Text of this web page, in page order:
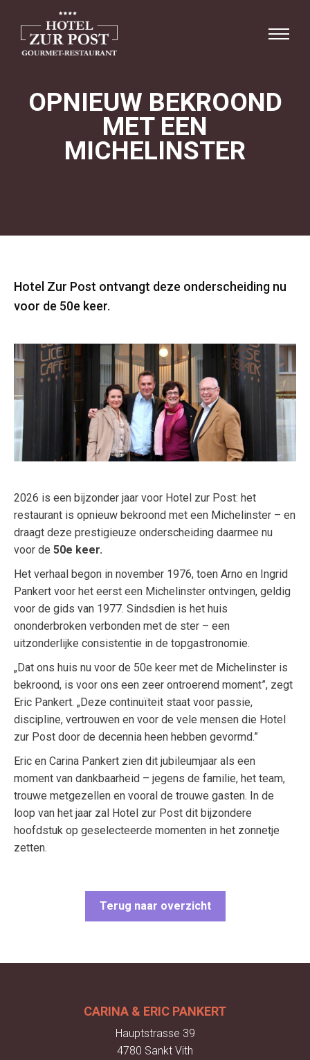
OPNIEUW BEKROOND
MET EEN
MICHELINSTER
Hotel Zur Post ontvangt deze onderscheiding nu
voor de 50e keer.
2026 is een bijzonder jaar voor Hotel zur Post: het
restaurant is opnieuw bekroond met een Michelinster – en
draagt deze prestigieuze onderscheiding daarmee nu
voor de 50e keer.
Het verhaal begon in november 1976, toen Arno en Ingrid
Pankert voor het eerst een Michelinster ontvingen, geldig
voor de gids van 1977. Sindsdien is het huis
ononderbroken verbonden met de ster – een
uitzonderlijke consistentie in de topgastronomie.
„Dat ons huis nu voor de 50e keer met de Michelinster is
bekroond, is voor ons een zeer ontroerend moment”, zegt
Eric Pankert. „Deze continuïteit staat voor passie,
discipline, vertrouwen en voor de vele mensen die Hotel
zur Post door de decennia heen hebben gevormd.”
Eric en Carina Pankert zien dit jubileumjaar als een
moment van dankbaarheid – jegens de familie, het team,
trouwe metgezellen en vooral de trouwe gasten. In de
loop van het jaar zal Hotel zur Post dit bijzondere
hoofdstuk op geselecteerde momenten in het zonnetje
zetten.
Terug naar overzicht
CARINA & ERIC PANKERT
Hauptstrasse 39
4780 Sankt Vith